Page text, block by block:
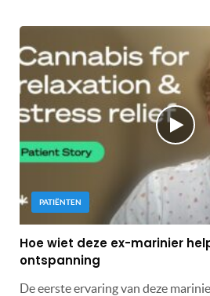
PATIËNTEN
Hoe wiet deze ex-marinier
ontspanning
De eerste ervaring van deze